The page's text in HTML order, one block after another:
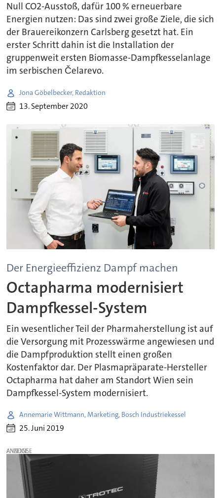
Null CO2-Ausstoß, dafür 100 % erneuerbare
Energien nutzen: Das sind zwei große Ziele, die sich
der Brauereikonzern Carlsberg gesetzt hat. Ein
erster Schritt dahin ist die Installation der
gruppenweit ersten Biomasse-Dampfkesselanlage
im serbischen Čelarevo.
Jona Göbelbecker, Redaktion
13. September 2020
Der Energieeffizienz Dampf machen
Octapharma modernisiert
Dampfkessel-System
Ein wesentlicher Teil der Pharmaherstellung ist auf
die Versorgung mit Prozesswärme angewiesen und
die Dampfproduktion stellt einen großen
Kostenfaktor dar. Der Plasmapräparate-Hersteller
Octapharma hat daher am Standort Wien sein
Dampfkessel-System modernisiert.
Annemarie Wittmann, Marketing, Bosch Industriekessel
25. Juni 2019
ANZEIGE